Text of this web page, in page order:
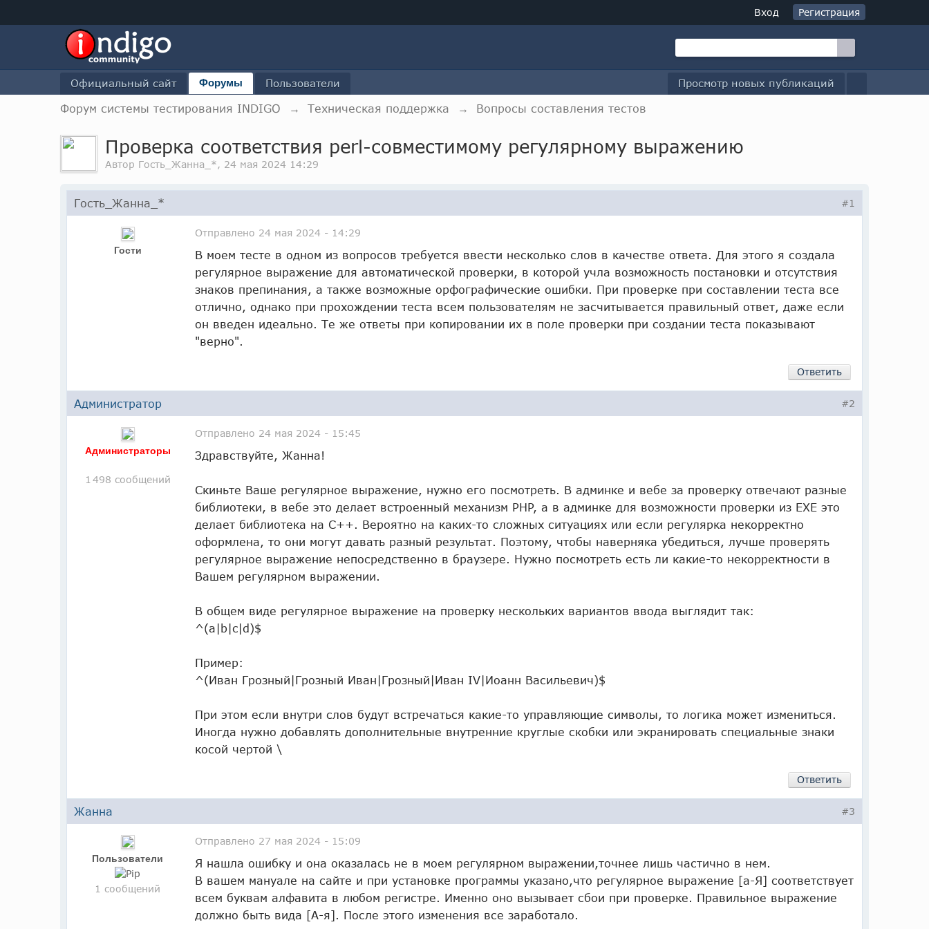
Вход Регистрация
Просмотр новых публикаций
Официальный сайт Форумы Пользователи
Форум системы тестирования INDIGO → Техническая поддержка → Вопросы составления тестов
Проверка соответствия perl-совместимому регулярному выражению
Автор Гость_Жанна_*, 24 мая 2024 14:29
#1
Гость_Жанна_*
Гости
Отправлено 24 мая 2024 - 14:29
В моем тесте в одном из вопросов требуется ввести несколько слов в качестве ответа. Для этого я создала
регулярное выражение для автоматической проверки, в которой учла возможность постановки и отсутствия
знаков препинания, а также возможные орфографические ошибки. При проверке при составлении теста все
отлично, однако при прохождении теста всем пользователям не засчитывается правильный ответ, даже если
он введен идеально. Те же ответы при копировании их в поле проверки при создании теста показывают
"верно".
Ответить
#2
Администратор
Администраторы
1 498 сообщений
Отправлено 24 мая 2024 - 15:45
Здравствуйте, Жанна!
Скиньте Ваше регулярное выражение, нужно его посмотреть. В админке и вебе за проверку отвечают разные
библиотеки, в вебе это делает встроенный механизм PHP, а в админке для возможности проверки из EXE это
делает библиотека на C++. Вероятно на каких-то сложных ситуациях или если регулярка некорректно
оформлена, то они могут давать разный результат. Поэтому, чтобы наверняка убедиться, лучше проверять
регулярное выражение непосредственно в браузере. Нужно посмотреть есть ли какие-то некорректности в
Вашем регулярном выражении.
В общем виде регулярное выражение на проверку нескольких вариантов ввода выглядит так:
^(a|b|c|d)$
Пример:
^(Иван Грозный|Грозный Иван|Грозный|Иван IV|Иоанн Васильевич)$
При этом если внутри слов будут встречаться какие-то управляющие символы, то логика может измениться.
Иногда нужно добавлять дополнительные внутренние круглые скобки или экранировать специальные знаки
косой чертой \
Ответить
#3
Жанна
Пользователи
1 сообщений
Отправлено 27 мая 2024 - 15:09
Я нашла ошибку и она оказалась не в моем регулярном выражении,точнее лишь частично в нем.
В вашем мануале на сайте и при установке программы указано,что регулярное выражение [а-Я] соответствует
всем буквам алфавита в любом регистре. Именно оно вызывает сбои при проверке. Правильное выражение
должно быть вида [А-я]. После этого изменения все заработало.